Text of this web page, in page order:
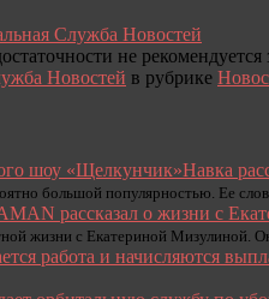
Служба Новостей
не рекомендуется
Новостей в рубрике
Навка
большой популярностью. Ее
жизни с Екатериной